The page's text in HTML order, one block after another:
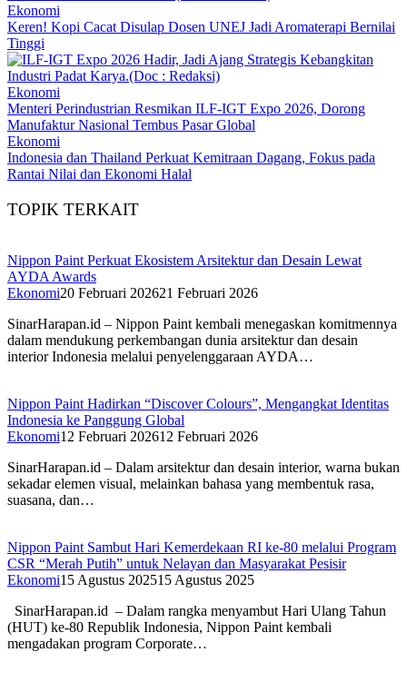
Ekonomi
Keren! Kopi Cacat Disulap Dosen UNEJ Jadi Aromaterapi Bernilai
Tinggi
Ekonomi
Menteri Perindustrian Resmikan ILF-IGT Expo 2026, Dorong
Manufaktur Nasional Tembus Pasar Global
Ekonomi
Indonesia dan Thailand Perkuat Kemitraan Dagang, Fokus pada
Rantai Nilai dan Ekonomi Halal
TOPIK TERKAIT
Nippon Paint Perkuat Ekosistem Arsitektur dan Desain Lewat
AYDA Awards
Ekonomi20 Februari 202621 Februari 2026
SinarHarapan.id – Nippon Paint kembali menegaskan komitmennya
dalam mendukung perkembangan dunia arsitektur dan desain
interior Indonesia melalui penyelenggaraan AYDA…
Nippon Paint Hadirkan “Discover Colours”, Mengangkat Identitas
Indonesia ke Panggung Global
Ekonomi12 Februari 202612 Februari 2026
SinarHarapan.id – Dalam arsitektur dan desain interior, warna bukan
sekadar elemen visual, melainkan bahasa yang membentuk rasa,
suasana, dan…
Nippon Paint Sambut Hari Kemerdekaan RI ke-80 melalui Program
CSR “Merah Putih” untuk Nelayan dan Masyarakat Pesisir
Ekonomi15 Agustus 202515 Agustus 2025
SinarHarapan.id – Dalam rangka menyambut Hari Ulang Tahun
(HUT) ke-80 Republik Indonesia, Nippon Paint kembali
mengadakan program Corporate…